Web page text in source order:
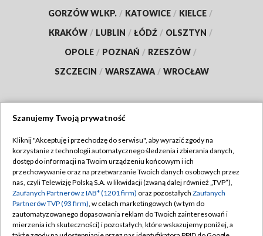
GORZÓW WLKP. / KATOWICE / KIELCE /
KRAKÓW / LUBLIN / ŁÓDŹ / OLSZTYN /
OPOLE / POZNAŃ / RZESZÓW /
SZCZECIN / WARSZAWA / WROCŁAW
TVP
Abonament TVP
Emisja w TVP
Centrum informacji TVP
Naziemna Telewizja Cyfrowa
Regulamin TVP
Polityka prywatności
Moje zgody
Pomoc
Szanujemy Twoją prywatność
Kliknij "Akceptuję i przechodzę do serwisu", aby wyrazić zgody na
korzystanie z technologii automatycznego śledzenia i zbierania danych,
dostęp do informacji na Twoim urządzeniu końcowym i ich
przechowywanie oraz na przetwarzanie Twoich danych osobowych przez
nas, czyli Telewizję Polską S.A. w likwidacji (zwaną dalej również „TVP”),
Zaufanych Partnerów z IAB* (1201 firm) oraz pozostałych Zaufanych
Partnerów TVP (93 firm), w celach marketingowych (w tym do
zautomatyzowanego dopasowania reklam do Twoich zainteresowań i
mierzenia ich skuteczności) i pozostałych, które wskazujemy poniżej, a